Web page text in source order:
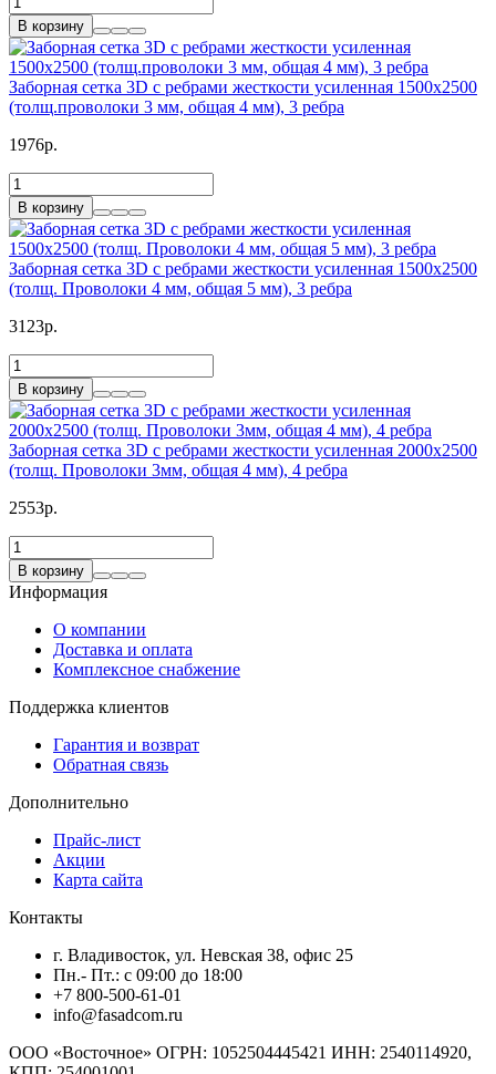
В корзину
Заборная сетка 3D с ребрами жесткости усиленная 1500x2500
(толщ.проволоки 3 мм, общая 4 мм), 3 ребра
1976р.
В корзину
Заборная сетка 3D с ребрами жесткости усиленная 1500x2500
(толщ. Проволоки 4 мм, общая 5 мм), 3 ребра
3123р.
В корзину
Заборная сетка 3D с ребрами жесткости усиленная 2000x2500
(толщ. Проволоки 3мм, общая 4 мм), 4 ребра
2553р.
В корзину
Информация
О компании
Доставка и оплата
Комплексное снабжение
Поддержка клиентов
Гарантия и возврат
Обратная связь
Дополнительно
Прайс-лист
Акции
Карта сайта
Контакты
г. Владивосток, ул. Невская 38, офис 25
Пн.- Пт.: с 09:00 до 18:00
+7 800-500-61-01
info@fasadcom.ru
ООО «Восточное» ОГРН: 1052504445421 ИНН: 2540114920,